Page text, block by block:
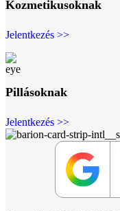
Kozmetikusoknak
Jelentkezés >>
Pillásoknak
Jelentkezés >>